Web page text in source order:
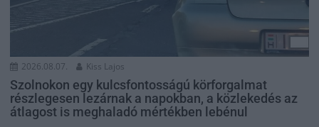
2026.08.07. Kiss Lajos
Szolnokon egy kulcsfontosságú körforgalmat
részlegesen lezárnak a napokban, a közlekedés az
átlagost is meghaladó mértékben lebénul